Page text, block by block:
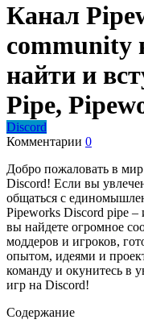
Канал
community
найти и
Pipe,
Discord
Комментарии 0
Добро пожаловать в
Discord! Если вы
общаться с
Pipeworks Discord pipe –
вы найдете огромное
моддеров и игроков,
опытом, идеями и
команду и окунитесь в
игр на Discord!
Содержание